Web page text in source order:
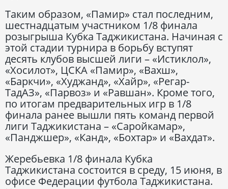
Таким образом, «Памир» стал последним,
шестнадцатым участником 1/8 финала
розыгрыша Кубка Таджикистана. Начиная с
этой стадии турнира в борьбу вступят
десять клубов высшей лиги – «Истиклол»,
«Хосилот», ЦСКА «Памир», «Вахш»,
«Баркчи», «Худжанд», «Хайр», «Регар-
ТадАЗ», «Парвоз» и «Равшан». Кроме того,
по итогам предварительных игр в 1/8
финала ранее вышли пять команд первой
лиги Таджикистана – «Саройкамар»,
«Панджшер», «Канд», «Бохтар» и «Вахдат».
Жеребьевка 1/8 финала Кубка
Таджикистана состоится в среду, 15 июня, в
офисе Федерации футбола Таджикистана.